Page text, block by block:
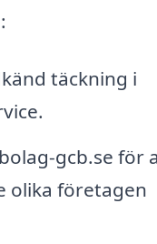
täckning i
gcb.se för
olika företagen